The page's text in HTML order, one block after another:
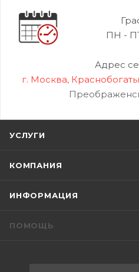
ПН -
Адрес
г. Москва,
УСЛУГИ
КОМПАНИЯ
ИНФОРМАЦИЯ
ПОМОЩЬ